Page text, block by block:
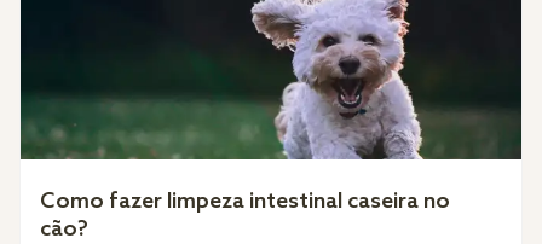
Como fazer limpeza intestinal caseira no
cão?